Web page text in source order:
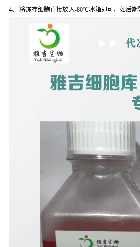
4、 将冻存细胞直接放入-80℃冰箱即可，如后